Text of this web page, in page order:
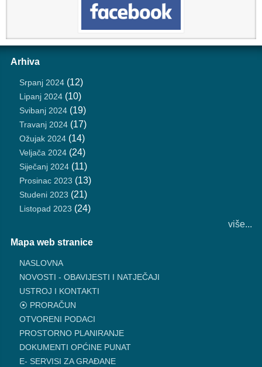
Arhiva
Srpanj 2024(12)
Lipanj 2024(10)
Svibanj 2024(19)
Travanj 2024(17)
Ožujak 2024(14)
Veljača 2024(24)
Siječanj 2024(11)
Prosinac 2023 (13)
Studeni 2023 (21)
Listopad 2023 (24)
više...
Mapa web stranice
NASLOVNA
NOVOSTI - OBAVIJESTI I NATJEČAJI
USTROJ I KONTAKTI
⦿ PRORAČUN
OTVORENI PODACI
PROSTORNO PLANIRANJE
DOKUMENTI OPĆINE PUNAT
E- SERVISI ZA GRAĐANE